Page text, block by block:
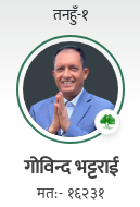
तनहुँ-१
गोविन्द भट्टराई
मत:- १६२३१